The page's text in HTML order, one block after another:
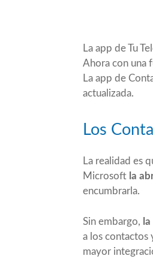
La app deTu
Ahora con una
La app de
actualizada.
Los
La realidad es
Microsoft la
encumbrarla.
Sin embargo,
a los contactos
mayor